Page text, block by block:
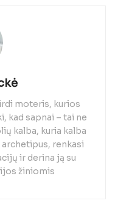
moteris, kurios
kad sapnai – tai ne
kalba, kuria kalba
renkasi
ir derina ją su
žiniomis